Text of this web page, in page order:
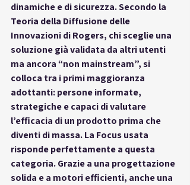
dinamiche e di sicurezza. Secondo la
Teoria della Diffusione delle
Innovazioni di Rogers, chi sceglie una
soluzione già validata da altri utenti
ma ancora “non mainstream”, si
colloca tra i primi maggioranza
adottanti: persone informate,
strategiche e capaci di valutare
l’efficacia di un prodotto prima che
diventi di massa. La Focus usata
risponde perfettamente a questa
categoria. Grazie a una progettazione
solida e a motori efficienti, anche una